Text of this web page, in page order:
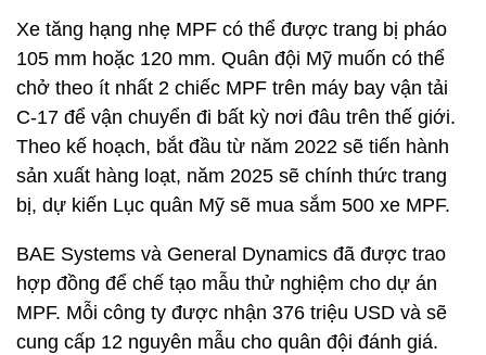
Xe tăng hạng nhẹ MPF có thể được trang bị pháo
105 mm hoặc 120 mm. Quân đội Mỹ muốn có thể
chở theo ít nhất 2 chiếc MPF trên máy bay vận tải
C-17 để vận chuyển đi bất kỳ nơi đâu trên thế giới.
Theo kế hoạch, bắt đầu từ năm 2022 sẽ tiến hành
sản xuất hàng loạt, năm 2025 sẽ chính thức trang
bị, dự kiến Lục quân Mỹ sẽ mua sắm 500 xe MPF.
BAE Systems và General Dynamics đã được trao
hợp đồng để chế tạo mẫu thử nghiệm cho dự án
MPF. Mỗi công ty được nhận 376 triệu USD và sẽ
cung cấp 12 nguyên mẫu cho quân đội đánh giá.